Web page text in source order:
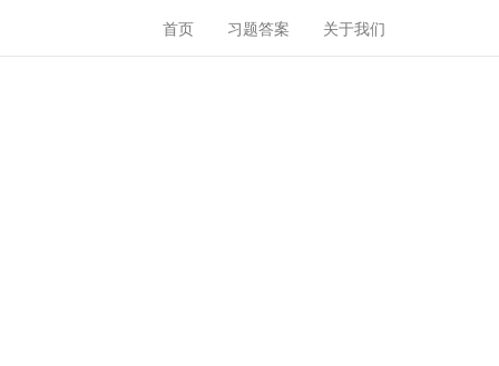
首页 习题答案 关于我们